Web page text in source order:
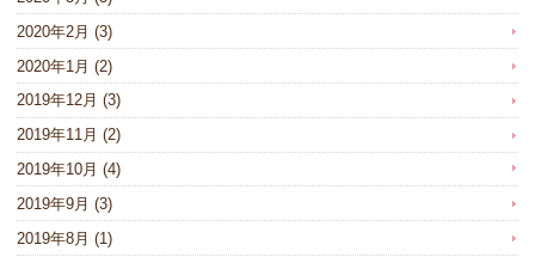
2020年2月 (3)
2020年1月 (2)
2019年12月 (3)
2019年11月 (2)
2019年10月 (4)
2019年9月 (3)
2019年8月 (1)